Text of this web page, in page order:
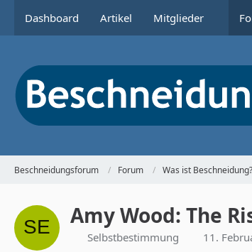
Dashboard Artikel Mitglieder
Beschneidungsforum Forum Was ist Beschneidung?
Amy Wood: The
Selbstbestimmung 11.